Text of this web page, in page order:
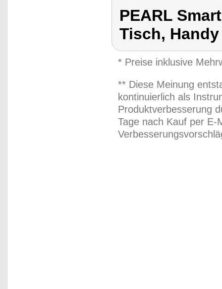
PEARL
Tisch,
* Preise inklusive
** Diese Meinung
kontinuierlich als
Produktverbesserung
Tage nach Kauf per E-